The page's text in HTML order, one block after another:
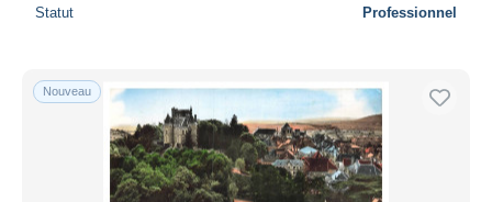
Statut Professionnel
Nouveau